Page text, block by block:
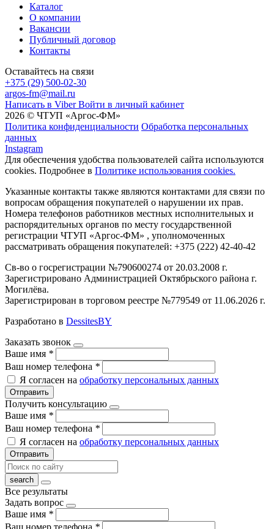
Каталог
О компании
Вакансии
Публичный договор
Контакты
Оставайтесь на связи
+375 (29) 500-02-30
argos-fm@mail.ru
Написать в Viber Войти в личный кабинет
2026 © ЧТУП «Аргос-ФМ»
Политика конфиденциальности Обработка персональных
данных
Instagram
Для обеспечения удобства пользователей сайта используются
cookies. Подробнее в Политике использования cookies.
Указанные контакты также являются контактами для связи по
вопросам обращения покупателей о нарушении их прав.
Номера телефонов работников местных исполнительных и
распорядительных органов по месту государственной
регистрации ЧТУП «Аргос-ФМ» , уполномоченных
рассматривать обращения покупателей: +375 (222) 42-40-42
Св-во о госрегистрации №790600274 от 20.03.2008 г.
Зарегистрировано Администрацией Октябрьского района г.
Могилёва.
Зарегистрирован в торговом реестре №779549 от 11.06.2026 г.
Разработано в DessitesBY
Заказать звонок
Ваше имя *
Ваш номер телефона *
Я согласен на обработку персональных данных
Отправить
Получить консультацию
Ваше имя *
Ваш номер телефона *
Я согласен на обработку персональных данных
Отправить
Все результаты
Задать вопрос
Ваше имя *
Ваш номер телефона *